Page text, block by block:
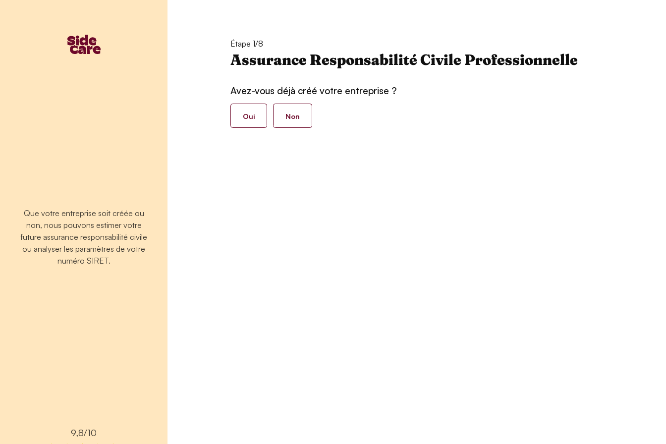
Que votre entreprise soit créée ou
non, nous pouvons estimer votre
future assurance responsabilité civile
ou analyser les paramètres de votre
numéro SIRET.
9,8/10
Étape 1/8
Assurance Responsabilité Civile Professionnelle
Avez-vous déjà créé votre entreprise ?
Oui Non